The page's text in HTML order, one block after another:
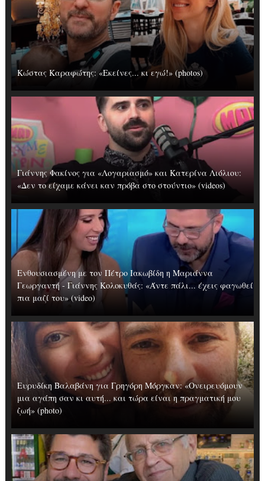
Κώστας Καραφώτης: «Εκείνες... κι εγώ!» (photos)
Γιάννης Φακίνος για «Λογαριασμό» και Κατερίνα Λιόλιου:
«Δεν το είχαμε κάνει καν πρόβα στο στούντιο» (videos)
Ενθουσιασμένη με τον Πέτρο Ιακωβίδη η Μαριάννα
Γεωργαντή - Γιάννης Κολοκυθάς: «Άντε πάλι... έχεις φαγωθεί
πια μαζί του» (video)
Ευρυδίκη Βαλαβάνη για Γρηγόρη Μόργκαν: «Oνειρευόμουν
μια αγάπη σαν κι αυτή... και τώρα είναι η πραγματική μου
ζωή» (photo)